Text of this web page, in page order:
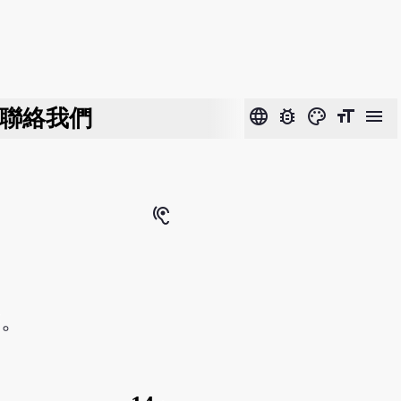
聯絡我們 language bug_report color_lens format_size menu
hearing